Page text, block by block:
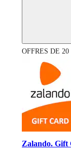
OFFRES DE
Zalando. Gift